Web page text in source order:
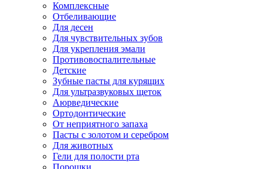
Комплексные
Отбеливающие
Для десен
Для чувствительных зубов
Для укрепления эмали
Противовоспалительные
Детские
Зубные пасты для курящих
Для ультразвуковых щеток
Аюрведические
Ортодонтические
От неприятного запаха
Пасты с золотом и серебром
Для животных
Гели для полости рта